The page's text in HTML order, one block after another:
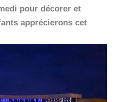
pour décorer et
apprécierons cet